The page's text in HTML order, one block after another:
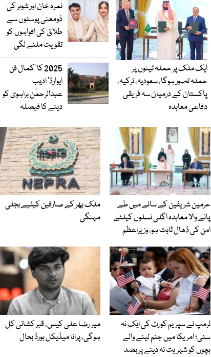
ایک ملک پر حملہ تینوں پر
حملہ تصور ہوگا، سعودیہ، ترکیہ،
پاکستان کے درمیان سہ فریقی
دفاعی معاہدہ
نمرہ خان اور شوہر کی
ذومعنی پوسٹوں سے
طلاق کی افواہوں کو
تقویت ملنے لگی
2025 کا ’کمال فن
ایوارڈ‘ ادیب
عبدالرحمٰن براہوی کو
دینے کا فیصلہ
حرمین شریفین کے سائے میں طے
پانے والا معاہدہ اگلی نسلوں کیلئے
امن کی ڈھال ثابت ہو، وزیراعظم
ملک بھر کے صارفین کیلیے بجلی
مہنگی
ٹرمپ نے سپریم کورٹ کی ایک نہ
سنی؛ امریکا میں جنم لینے والے
بچوں کو شہریت نہ دینے پر بضد
میر رضا علی کیس، قبر کشائی کل
ہوگی، پرانا میڈیکل بورڈ بحال